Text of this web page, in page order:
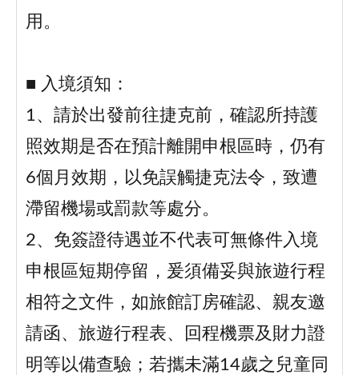
用。
■ 入境須知：
1、請於出發前往捷克前，確認所持護
照效期是否在預計離開申根區時，仍有
6個月效期，以免誤觸捷克法令，致遭
滯留機場或罰款等處分。
2、免簽證待遇並不代表可無條件入境
申根區短期停留，爰須備妥與旅遊行程
相符之文件，如旅館訂房確認、親友邀
請函、旅遊行程表、回程機票及財力證
明等以備查驗；若攜未滿14歲之兒童同